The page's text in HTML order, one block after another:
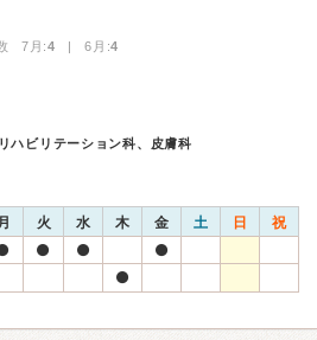
7月:4 | 6月:4
ハビリテーション科、皮膚科
火 水 木 金 土 日 祝